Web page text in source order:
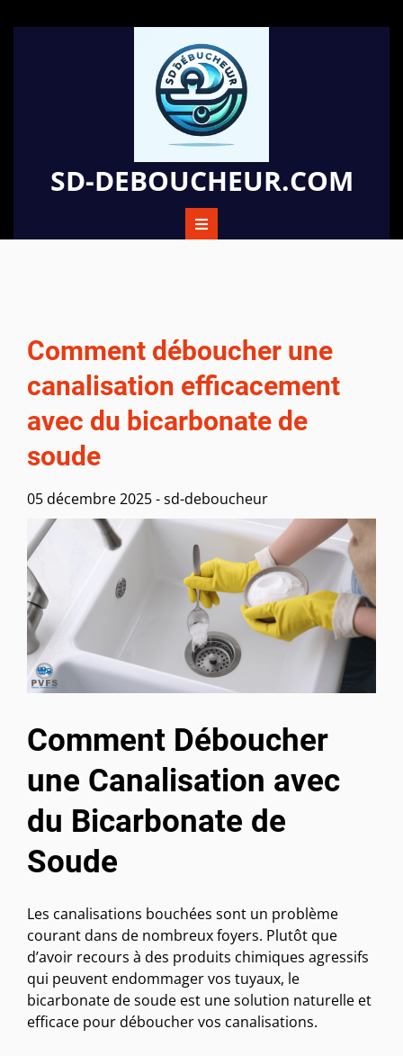
au
SD-DEBOUCHEUR.COM
Comment déboucher une
canalisation efficacement
avec du bicarbonate de
soude
05 décembre 2025-sd-deboucheur
Comment Déboucher
une Canalisation avec
du Bicarbonate de
Soude
Les canalisations bouchées sont un problème
courant dans de nombreux foyers. Plutôt que
d’avoir recours à des produits chimiques agressifs
qui peuvent endommager vos tuyaux, le
bicarbonate de soude est une solution naturelle et
efficace pour déboucher vos canalisations.